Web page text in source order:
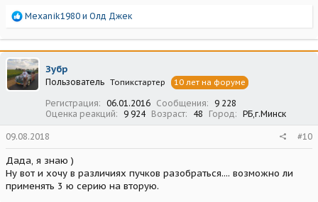
Р
а
к
ц
и
и
Mexanik1980 и Олд Джек
Зубр
Пользователь Топикстартер 10 лет на форуме
Регистрация 06.01.2016 Сообщения
9 228
Оценка реакций
9 924 Возраст 48 Город РБ,г.Минск
09.08.2018 #10
Дада, я знаю )
Ну вот и хочу в различиях пучков разобраться.... возможно ли
применять 3 ю серию на вторую.